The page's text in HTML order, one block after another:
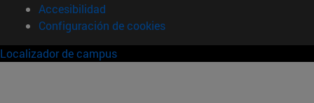
Accesibilidad
Configuración de cookies
Localizador de campus